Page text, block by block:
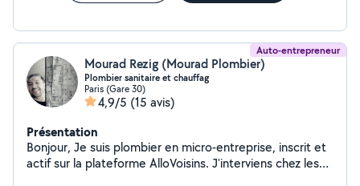
Auto-entrepreneur
Mourad Rezig (Mourad Plombier)
Plombier sanitaire et chauffag
Paris (Gare 30)
4,9/5 (15 avis)
Présentation
Bonjour, Je suis plombier en micro-entreprise, inscrit et
actif sur la plateforme AlloVoisins. J'interviens chez les